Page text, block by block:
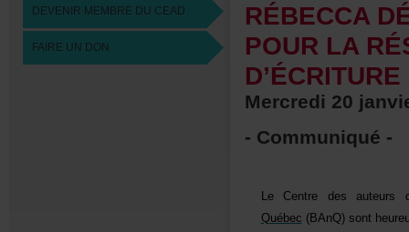
DEVENIRMEMBREDUCEAD
FAIREUNDON
-Communiqué-
Québec